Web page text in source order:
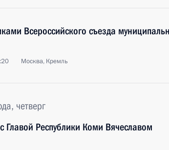
Всероссийского съезда
Москва, Кремль
четверг
Главой Республики Коми Вячеславом